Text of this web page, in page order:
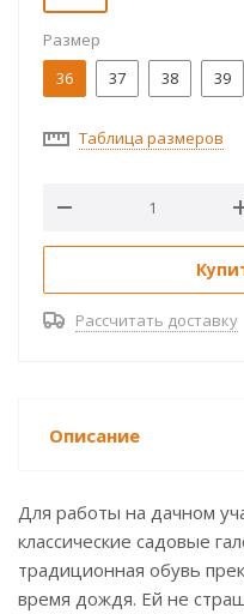
Размер
36
37 38 39
Таблица размеров
Рассчитать доставку
Описание
Для работы на дачном
классические садовые
традиционная обувь
время дождя. Ей не